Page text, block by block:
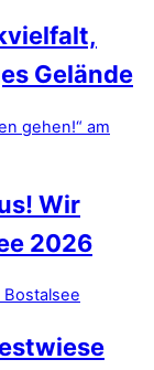
Gelände
Wir
2026